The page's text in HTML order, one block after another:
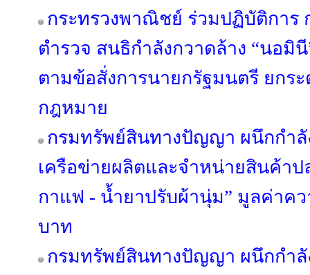
กระทรวงพาณิชย์ ร่วมปฏิบัติการ
ตำรวจ สนธิกำลังกวาดล้าง “นอมิ
ตามข้อสั่งการนายกรัฐมนตรี ยกร
กฎหมาย
กรมทรัพย์สินทางปัญญา ผนึกกำ
เครือข่ายผลิตและจำหน่ายสินค้าป
กาแฟ - น้ำยาปรับผ้านุ่ม” มูลค่าคว
บาท
กรมทรัพย์สินทางปัญญา ผนึกกำลั